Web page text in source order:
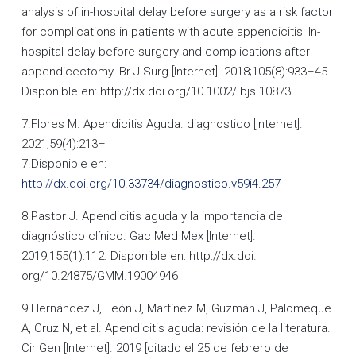
analysis of in-hospital delay before surgery as a risk factor
for complications in patients with acute appendicitis: In-
hospital delay before surgery and complications after
appendicectomy. Br J Surg [Internet]. 2018;105(8):933–45.
Disponible en: http://dx.doi.org/10.1002/ bjs.10873
7.Flores M. Apendicitis Aguda. diagnostico [Internet].
2021;59(4):213–
7.Disponible en:
http://dx.doi.org/10.33734/diagnostico.v59i4.257
8.Pastor J. Apendicitis aguda y la importancia del
diagnóstico clínico. Gac Med Mex [Internet].
2019;155(1):112. Disponible en: http://dx.doi.
org/10.24875/GMM.19004946
9.Hernández J, León J, Martínez M, Guzmán J, Palomeque
A, Cruz N, et al. Apendicitis aguda: revisión de la literatura.
Cir Gen [Internet]. 2019 [citado el 25 de febrero de